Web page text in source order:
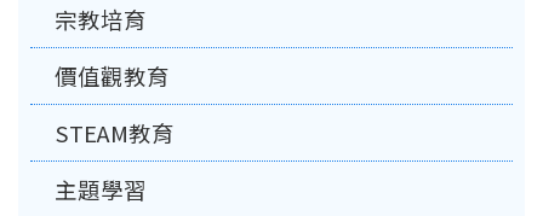
宗教培育
價值觀教育
STEAM教育
主題學習